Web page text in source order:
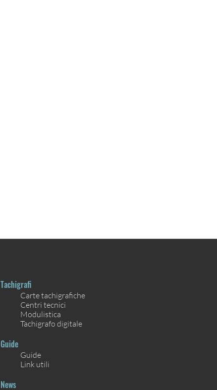
Tachigrafi
Carte tachigrafiche
Centri tecnici
Modulistica
Tachigrafo digitale
Guide
Guide
Link utili
News